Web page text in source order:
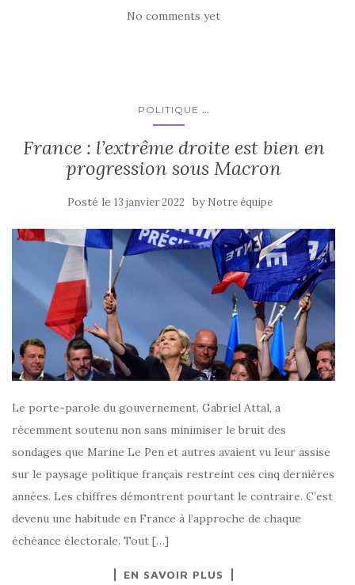
No comments yet
POLITIQUE ...
France : l’extrême droite est bien en
progression sous Macron
Posté le 13 janvier 2022 by Notre équipe
Le porte-parole du gouvernement, Gabriel Attal, a
récemment soutenu non sans minimiser le bruit des
sondages que Marine Le Pen et autres avaient vu leur assise
sur le paysage politique français restreint ces cinq dernières
années. Les chiffres démontrent pourtant le contraire. C’est
devenu une habitude en France à l’approche de chaque
échéance électorale. Tout […]
EN SAVOIR PLUS